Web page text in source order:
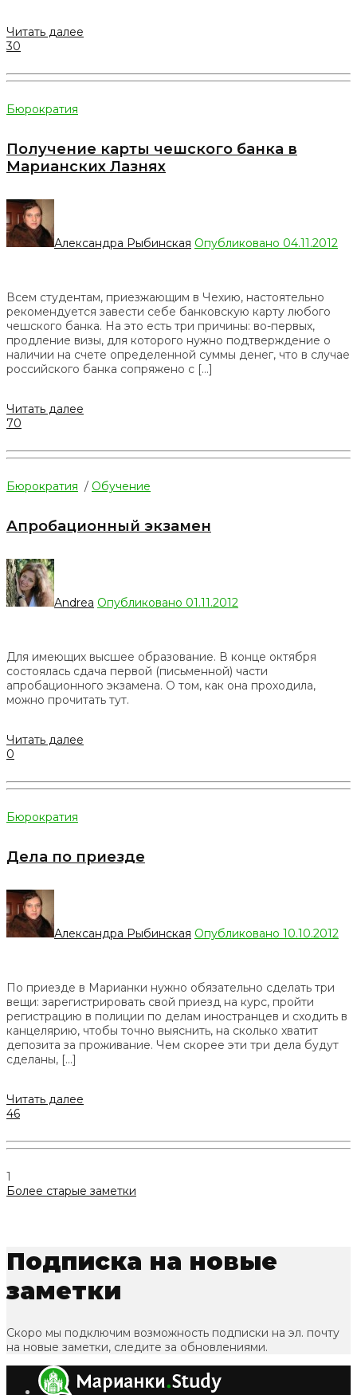
Читать далее
30
Бюрократия
Получение карты чешского банка в
Марианских Лазнях
Александра Рыбинская Опубликовано 04.11.2012
Всем студентам, приезжающим в Чехию, настоятельно
рекомендуется завести себе банковскую карту любого
чешского банка. На это есть три причины: во-первых,
продление визы, для которого нужно подтверждение о
наличии на счете определенной суммы денег, что в случае
российского банка сопряжено с […]
Читать далее
70
Бюрократия / Обучение
Апробационный экзамен
Andrea Опубликовано 01.11.2012
Для имеющих высшее образование. В конце октября
состоялась сдача первой (письменной) части
апробационного экзамена. О том, как она проходила,
можно прочитать тут.
Читать далее
0
Бюрократия
Дела по приезде
Александра Рыбинская Опубликовано 10.10.2012
По приезде в Марианки нужно обязательно сделать три
вещи: зарегистрировать свой приезд на курс, пройти
регистрацию в полиции по делам иностранцев и сходить в
канцелярию, чтобы точно выяснить, на сколько хватит
депозита за проживание. Чем скорее эти три дела будут
сделаны, […]
Читать далее
46
1
Более старые заметки
Подписка на новые
заметки
Скоро мы подключим возможность подписки на эл. почту
на новые заметки, следите за обновлениями.